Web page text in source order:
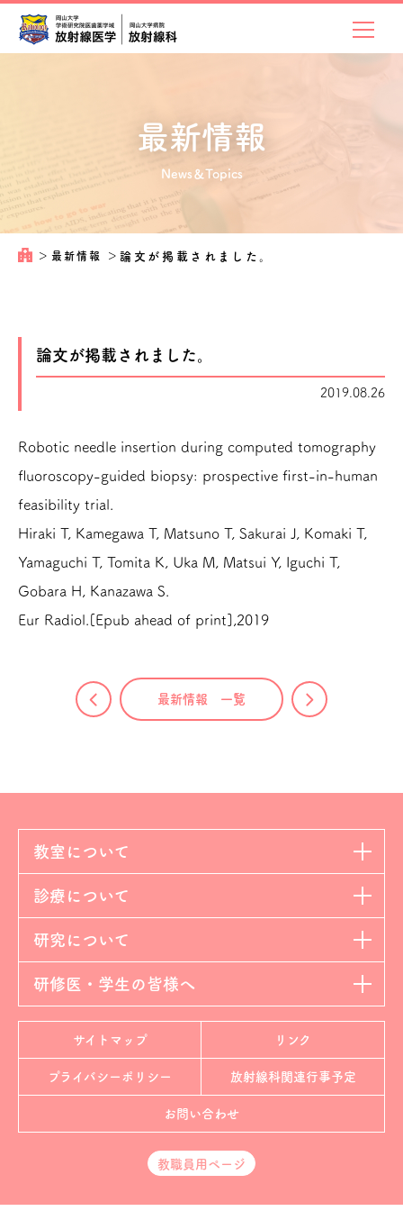
最新情報
News＆Topics
＞ 最新情報 ＞論文が掲載されました。
論文が掲載されました。
2019.08.26
Robotic needle insertion during computed tomography
fluoroscopy-guided biopsy: prospective first-in-human
feasibility trial.
Hiraki T, Kamegawa T, Matsuno T, Sakurai J, Komaki T,
Yamaguchi T, Tomita K, Uka M, Matsui Y, Iguchi T,
Gobara H, Kanazawa S.
Eur Radiol.[Epub ahead of print],2019
最新情報 一覧
教室について
診療について
研究について
研修医・学生の皆様へ
サイトマップ リンク
プライバシーポリシー 放射線科関連行事予定
お問い合わせ
教職員用ページ